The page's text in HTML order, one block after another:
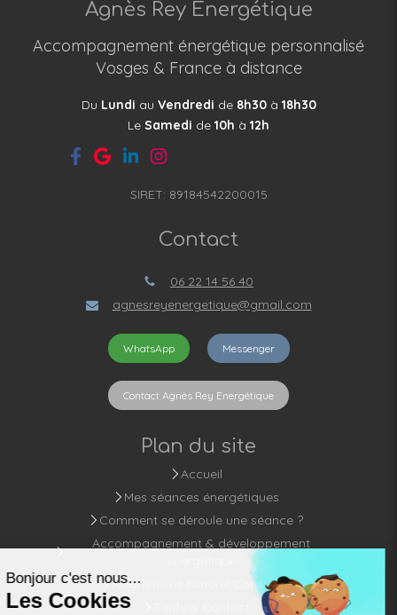
Agnès Rey Energétique
Accompagnement énergétique personnalisé
Vosges & France à distance
Du Lundi au Vendredi de 8h30à 18h30
Le Samedi de 10h à 12h
SIRET: 89184542200015
Contact
06 22 14 56 40
agnesreyenergetique@gmail.com
WhatsApp Messenger
Contact Agnès Rey Energétique
Plan du site
Accueil
Mes séances énergétiques
Comment se déroule une séance ?
Accompagnement & développement
Magnétisme Naturel Conscient